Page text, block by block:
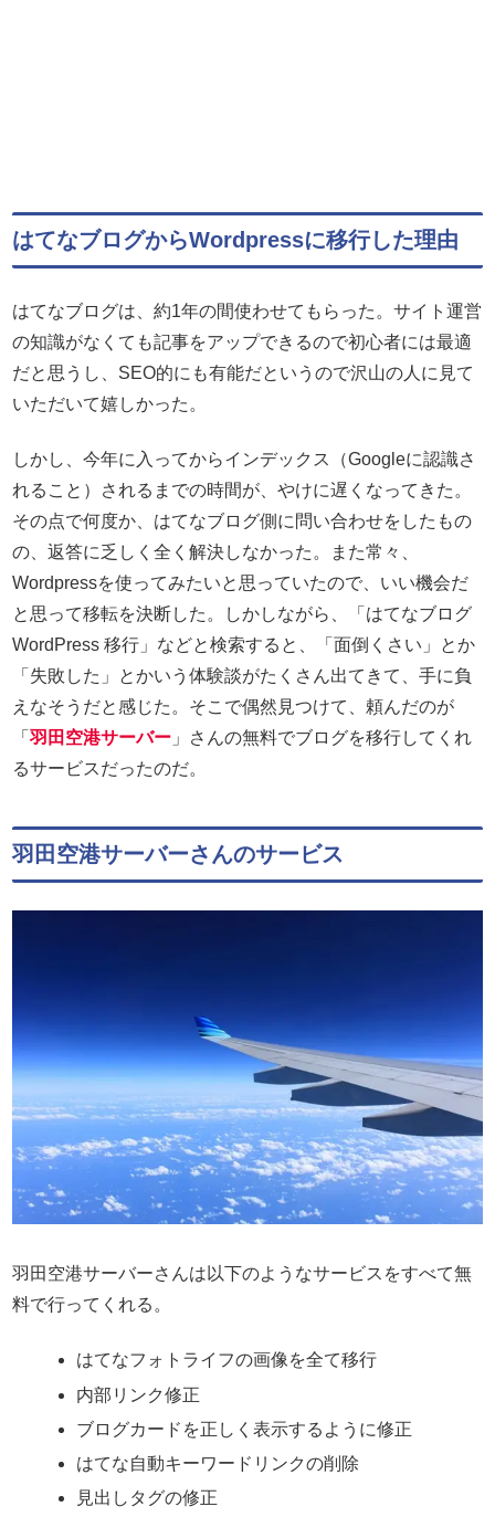
はてなブログからWordpressに移行した理由
はてなブログは、約1年の間使わせてもらった。サイト運営
の知識がなくても記事をアップできるので初心者には最適
だと思うし、SEO的にも有能だというので沢山の人に見て
いただいて嬉しかった。
しかし、今年に入ってからインデックス（Googleに認識さ
れること）されるまでの時間が、やけに遅くなってきた。
その点で何度か、はてなブログ側に問い合わせをしたもの
の、返答に乏しく全く解決しなかった。また常々、
Wordpressを使ってみたいと思っていたので、いい機会だ
と思って移転を決断した。しかしながら、「はてなブログ
WordPress 移行」などと検索すると、「面倒くさい」とか
「失敗した」とかいう体験談がたくさん出てきて、手に負
えなそうだと感じた。そこで偶然見つけて、頼んだのが
「 羽田空港サーバー 」さんの無料でブログを移行してくれ
るサービスだったのだ。
羽田空港サーバーさんのサービス
羽田空港サーバーさんは以下のようなサービスをすべて無
料で行ってくれる。
はてなフォトライフの画像を全て移行
内部リンク修正
ブログカードを正しく表示するように修正
はてな自動キーワードリンクの削除
見出しタグの修正